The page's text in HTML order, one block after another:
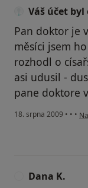
Váš účet
Pan doktor je
měsíci jsem
rozhodl o
asi udusil -
pane doktore
18. srpna 2009 • • •
Dana K.